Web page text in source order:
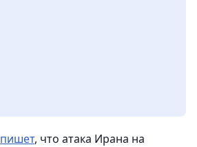
пишет, что атака Ирана на